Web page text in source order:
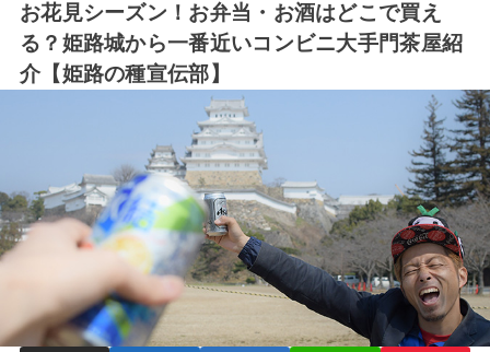
お花見シーズン！お弁当・お酒はどこで買え
る？姫路城から一番近いコンビニ大手門茶屋紹
介【姫路の種宣伝部】